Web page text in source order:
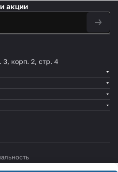
акции
корп. 2, стр. 4